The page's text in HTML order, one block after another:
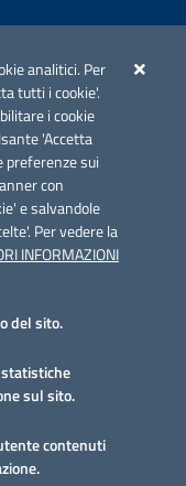
analitici. Per
tutti i cookie'.
i cookie
'Accetta
preferenze sui
con
e salvandole
Per vedere la
INFORMAZIONI
del sito.
sul sito.
contenuti